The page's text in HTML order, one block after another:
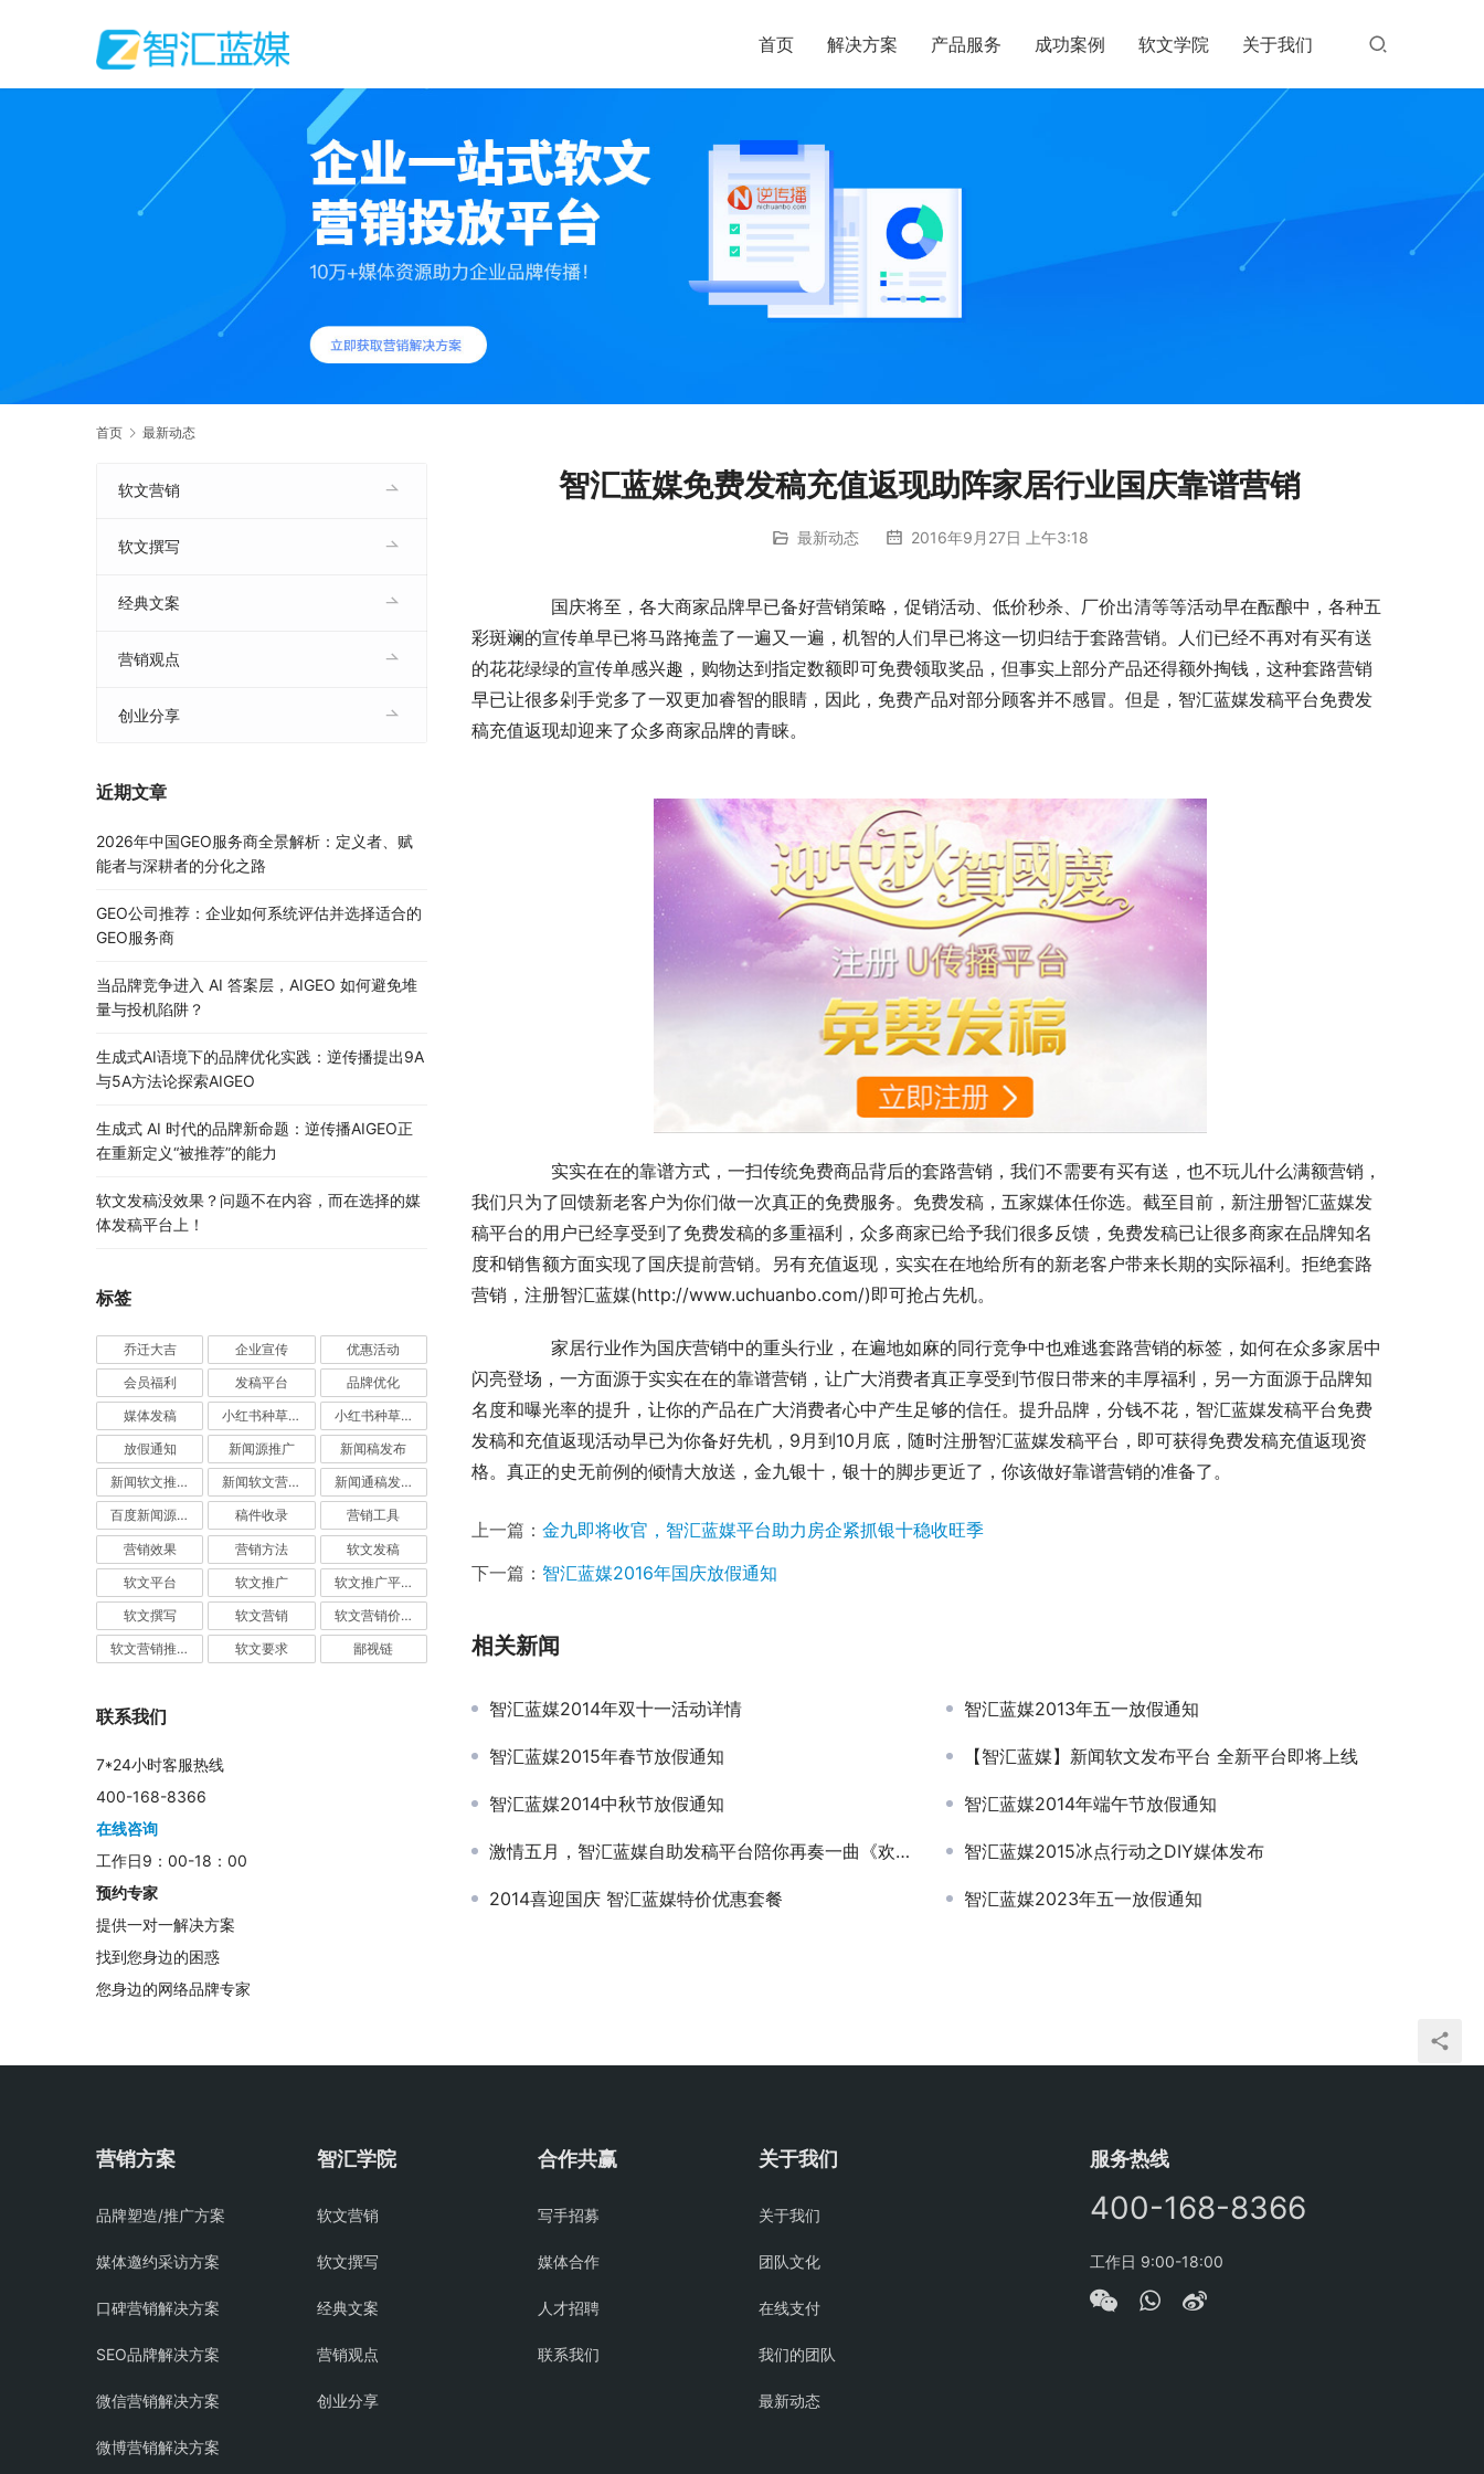
首页 解决方案 产品服务 成功案例 软文学院 关于我们
首页 最新动态
智汇蓝媒免费发稿充值返现助阵家居行业国庆靠谱营销
最新动态 2016年9月27日 上午3:18
彩斑斓的宣传单早已将马路掩盖了一遍又一遍，机智的人们早已将这一切归结于套路营销。人们已经不再对有买有送
的花花绿绿的宣传单感兴趣，购物达到指定数额即可免费领取奖品，但事实上部分产品还得额外掏钱，这种套路营销
早已让很多剁手党多了一双更加睿智的眼睛，因此，免费产品对部分顾客并不感冒。但是，智汇蓝媒发稿平台免费发
稿充值返现却迎来了众多商家品牌的青睐。
我们只为了回馈新老客户为你们做一次真正的免费服务。免费发稿，五家媒体任你选。截至目前，新注册智汇蓝媒发
稿平台的用户已经享受到了免费发稿的多重福利，众多商家已给予我们很多反馈，免费发稿已让很多商家在品牌知名
度和销售额方面实现了国庆提前营销。另有充值返现，实实在在地给所有的新老客户带来长期的实际福利。拒绝套路
营销，注册智汇蓝媒(http://www.uchuanbo.com/)即可抢占先机。
闪亮登场，一方面源于实实在在的靠谱营销，让广大消费者真正享受到节假日带来的丰厚福利，另一方面源于品牌知
名度和曝光率的提升，让你的产品在广大消费者心中产生足够的信任。提升品牌，分钱不花，智汇蓝媒发稿平台免费
发稿和充值返现活动早已为你备好先机，9月到10月底，随时注册智汇蓝媒发稿平台，即可获得免费发稿充值返现资
格。真正的史无前例的倾情大放送，金九银十，银十的脚步更近了，你该做好靠谱营销的准备了。
上一篇： 金九即将收官，智汇蓝媒平台助力房企紧抓银十稳收旺季
下一篇： 智汇蓝媒2016年国庆放假通知
相关新闻
智汇蓝媒2014年双十一活动详情 智汇蓝媒2013年五一放假通知
智汇蓝媒2015年春节放假通知 【智汇蓝媒】新闻软文发布平台 全新平台即将上线
智汇蓝媒2014中秋节放假通知 智汇蓝媒2014年端午节放假通知
激情五月，智汇蓝媒自助发稿平台陪你再奏一曲《欢乐颂》 智汇蓝媒2015冰点行动之DIY媒体发布
2014喜迎国庆 智汇蓝媒特价优惠套餐 智汇蓝媒2023年五一放假通知
软文营销
软文撰写
经典文案
营销观点
创业分享
近期文章
2026年中国GEO服务商全景解析：定义者、赋
能者与深耕者的分化之路
GEO公司推荐：企业如何系统评估并选择适合的
GEO服务商
当品牌竞争进入 AI 答案层，AIGEO 如何避免堆
量与投机陷阱？
生成式AI语境下的品牌优化实践：逆传播提出9A
与5A方法论探索AIGEO
生成式 AI 时代的品牌新命题：逆传播AIGEO正
在重新定义“被推荐”的能力
软文发稿没效果？问题不在内容，而在选择的媒
体发稿平台上！
标签
乔迁大吉 企业宣传 优惠活动
会员福利 发稿平台 品牌优化
媒体发稿 小红书种草推广 小红书种草营销
放假通知 新闻源推广 新闻稿发布
新闻软文推广发稿 新闻软文营销推广 新闻通稿发布推广
百度新闻源发布 稿件收录 营销工具
营销效果 营销方法 软文发稿
软文平台 软文推广 软文推广平台
软文撰写 软文营销 软文营销价值
软文营销推广 软文要求 鄙视链
联系我们
7*24小时客服热线
400-168-8366
在线咨询
工作日9：00-18：00
预约专家
提供一对一解决方案
找到您身边的困惑
您身边的网络品牌专家
营销方案
品牌塑造/推广方案
媒体邀约采访方案
口碑营销解决方案
SEO品牌解决方案
微信营销解决方案
微博营销解决方案
智汇学院
软文营销
软文撰写
经典文案
营销观点
创业分享
合作共赢
写手招募
媒体合作
人才招聘
联系我们
关于我们
关于我们
团队文化
在线支付
我们的团队
最新动态
服务热线
400-168-8366
工作日 9:00-18:00